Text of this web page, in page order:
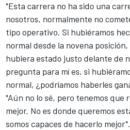
"Esta carrera no ha sido una
nosotros, normalmente no
tipo operativo. Si hubiéramos
normal desde la novena
hubiera estado justo delante de
pregunta para mí es, si
normal, ¿podríamos haberles
"Aún no lo sé, pero tenemos que
mejor. No es donde queremos
somos capaces de hacerlo mejor".